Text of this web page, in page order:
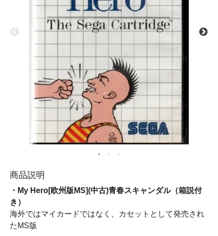
商品説明
・My Hero[欧州版MS](中古)青春スキャンダル（箱説付
き）
海外ではマイカードではなく、カセットとして発売され
たMS版